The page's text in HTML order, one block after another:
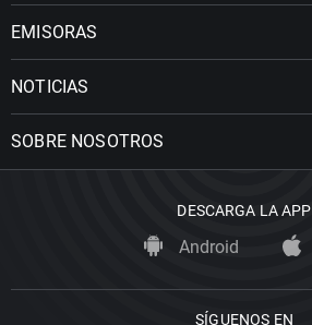
EMISORAS
NOTICIAS
SOBRE NOSOTROS
DESCARGA LA APP
Android
SÍGUENOS EN